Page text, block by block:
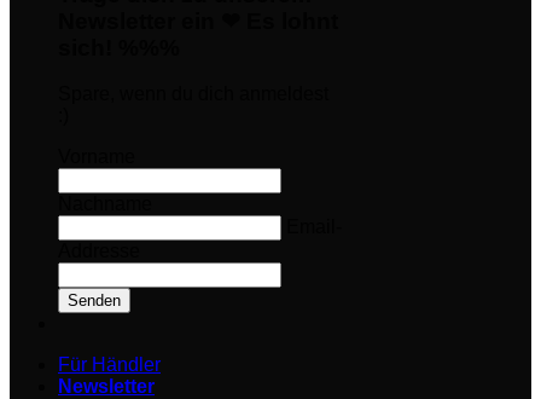
Senden
Für Händler
Newsletter